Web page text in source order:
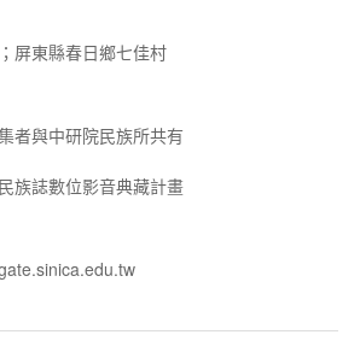
屏東縣春日鄉七佳村
者與中研院民族所共有
族誌數位影音典藏計畫